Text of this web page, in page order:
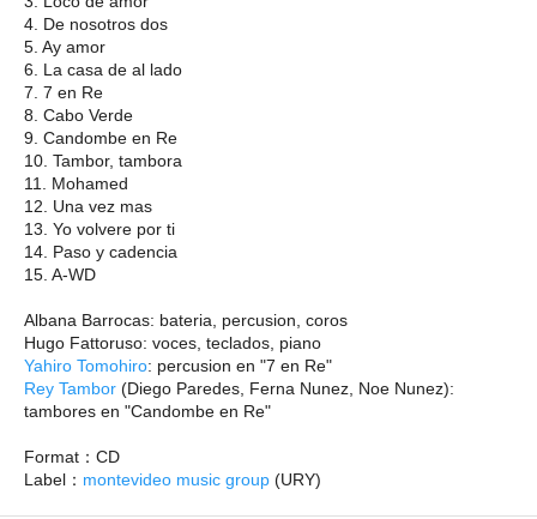
4. De nosotros dos
5. Ay amor
6. La casa de al lado
7. 7 en Re
8. Cabo Verde
9. Candombe en Re
10. Tambor, tambora
11. Mohamed
12. Una vez mas
13. Yo volvere por ti
14. Paso y cadencia
15. A-WD
Albana Barrocas: bateria, percusion, coros
Hugo Fattoruso: voces, teclados, piano
Yahiro Tomohiro: percusion en "7 en Re"
Rey Tambor (Diego Paredes, Ferna Nunez, Noe Nunez):
tambores en "Candombe en Re"
Format：CD
Label： montevideo music group (URY)